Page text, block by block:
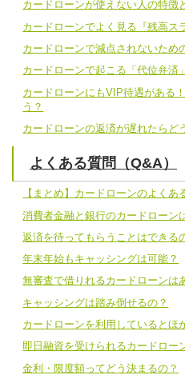
カードローンが使えない人の特徴
カードローンでよく見る『残高ス
カードローンで減点されないため
カードローンで起こる「代位弁済
カードローンにもVIP待遇がある
う？
カードローンの返済が遅れたらど
よくある質問（Q&A）
【まとめ】カードローンのよくあ
消費者金融と銀行のカードローン
返済を待ってもらうことはできる
年末年始もキャッシングは可能？
無審査で借りれるカードローンは
キャッシングは踏み倒せるの？
カードローンを利用しているとほ
即日融資を受けられるカードロー
金利・限度額ってどう決まるの？